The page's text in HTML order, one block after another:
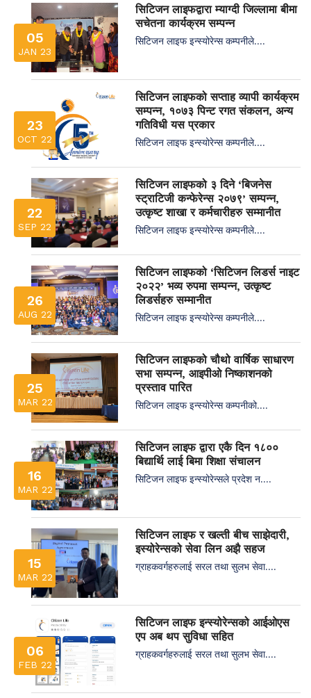
05
JAN 23
सिटिजन लाइफद्वारा म्याग्दी जिल्लामा बीमा
सचेतना कार्यक्रम सम्पन्न
सिटिजन लाइफ इन्स्योरेन्स कम्पनीले....
23
OCT 22
सिटिजन लाइफको सप्ताह व्यापी कार्यक्रम
सम्पन्न, १०७३ पिन्ट रगत संकलन, अन्य
गतिविधी यस प्रकार
सिटिजन लाइफ इन्स्योरेन्स कम्पनीले....
22
SEP 22
सिटिजन लाइफको ३ दिने ‘बिजनेस
स्ट्राटिजी कन्फेरेन्स २०७९’ सम्पन्न,
उत्कृष्ट शाखा र कर्मचारीहरु सम्मानीत
सिटिजन लाइफ इन्स्योरेन्स कम्पनीले....
26
AUG 22
सिटिजन लाइफको ‘सिटिजन लिडर्स नाइट
२०२२’ भव्य रुपमा सम्पन्न, उत्कृष्ट
लिडर्सहरु सम्मानीत
सिटिजन लाइफ इन्स्योरेन्स कम्पनीले....
25
MAR 22
सिटिजन लाइफको चौथो वार्षिक साधारण
सभा सम्पन्न, आइपीओ निष्काशनको
प्रस्ताव पारित
सिटिजन लाइफ इन्स्योरेन्स कम्पनीको....
16
MAR 22
सिटिजन लाइफ द्वारा एकै दिन १८००
बिद्यार्थि लाई बिमा शिक्षा संचालन
सिटिजन लाइफ इन्स्योरेन्सले प्रदेश न....
15
MAR 22
सिटिजन लाइफ र खल्ती बीच साझेदारी,
इस्योरेन्सको सेवा लिन अझै सहज
ग्राहकवर्गहरुलाई सरल तथा सुलभ सेवा....
06
FEB 22
सिटिजन लाइफ इन्स्योरेन्सको आईओएस
एप अब थप सुविधा सहित
ग्राहकवर्गहरुलाई सरल तथा सुलभ सेवा....